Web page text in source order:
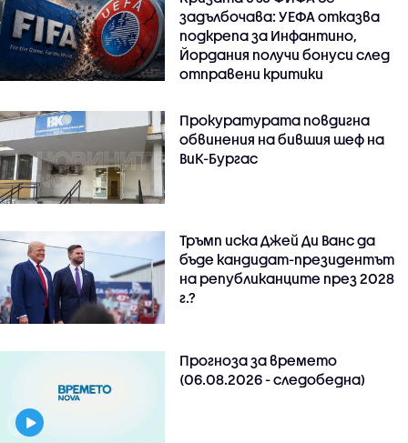
задълбочава: УЕФА отказва
подкрепа за Инфантино,
Йордания получи бонуси след
отправени критики
Прокуратурата повдигна
обвинения на бившия шеф на
ВиК-Бургас
Тръмп иска Джей Ди Ванс да
бъде кандидат-президентът
на републиканците през 2028
г.?
Прогноза за времето
(06.08.2026 - следобедна)